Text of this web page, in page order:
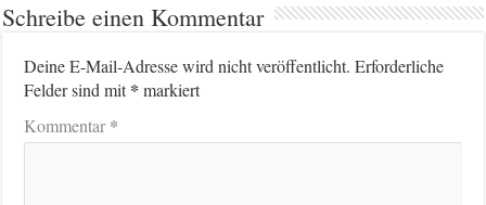
Schreibe einen Kommentar
Deine E-Mail-Adresse wird nicht veröffentlicht. Erforderliche
Felder sind mit* markiert
Kommentar*